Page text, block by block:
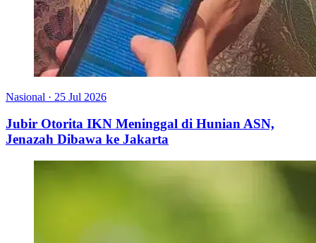
Nasional · 25 Jul 2026
Jubir Otorita IKN Meninggal di Hunian ASN,
Jenazah Dibawa ke Jakarta